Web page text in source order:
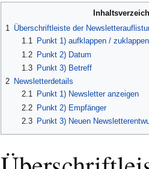
1 Überschriftleiste der
1.1
Punkt 1) aufklappen /
1.2 Punkt 2) Datum
1.3
Punkt 3) Betreff
2 Newsletterdetails
2.1
Punkt 1) Newsletter anzeigen
2.2 Punkt 2) Empfänger
2.3
Punkt 3) Neuen